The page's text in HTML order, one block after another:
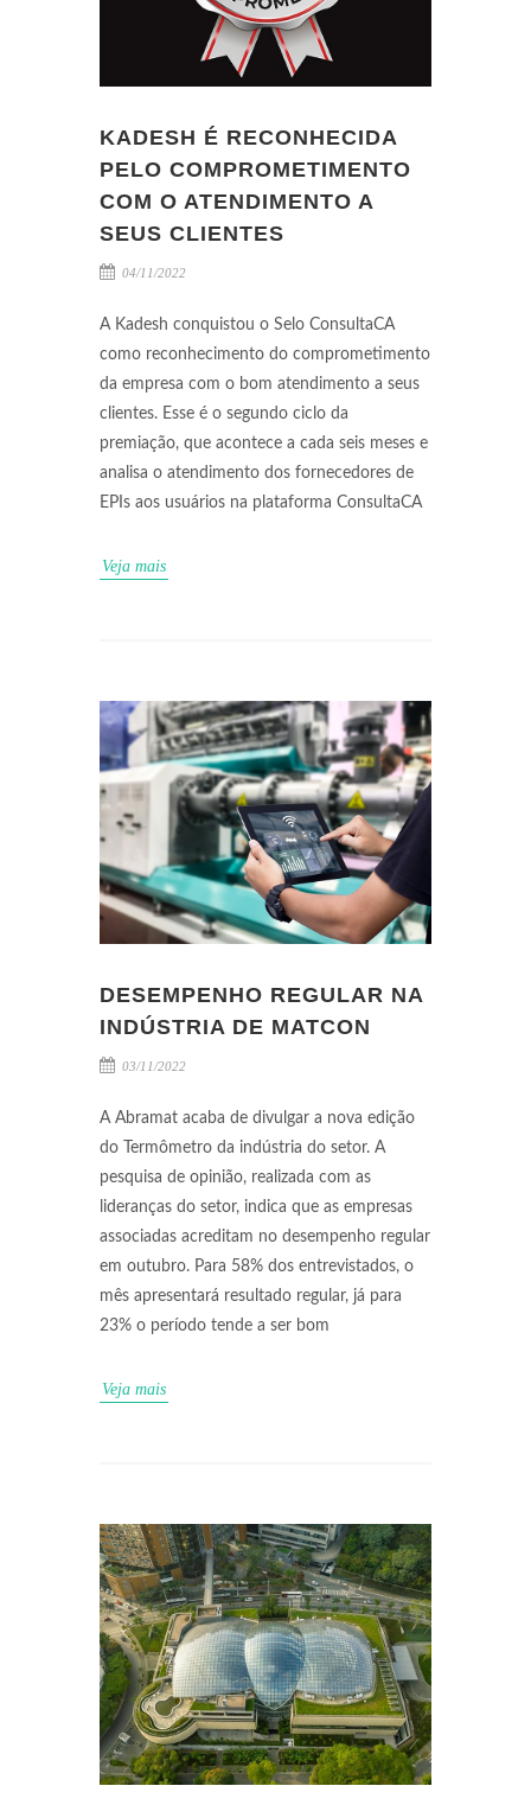
KADESH É RECONHECIDA
PELO COMPROMETIMENTO
COM O ATENDIMENTO A
SEUS CLIENTES
04/11/2022
A Kadesh conquistou o Selo ConsultaCA
como reconhecimento do comprometimento
da empresa com o bom atendimento a seus
clientes. Esse é o segundo ciclo da
premiação, que acontece a cada seis meses e
analisa o atendimento dos fornecedores de
EPIs aos usuários na plataforma ConsultaCA
Veja mais
DESEMPENHO REGULAR NA
INDÚSTRIA DE MATCON
03/11/2022
A Abramat acaba de divulgar a nova edição
do Termômetro da indústria do setor. A
pesquisa de opinião, realizada com as
lideranças do setor, indica que as empresas
associadas acreditam no desempenho regular
em outubro. Para 58% dos entrevistados, o
mês apresentará resultado regular, já para
23% o período tende a ser bom
Veja mais